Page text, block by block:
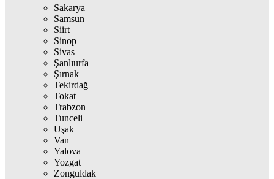
Sakarya
Samsun
Siirt
Sinop
Sivas
Şanlıurfa
Şırnak
Tekirdağ
Tokat
Trabzon
Tunceli
Uşak
Van
Yalova
Yozgat
Zonguldak